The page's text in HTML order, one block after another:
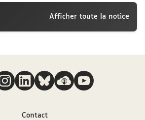
Afficher toute la notice
à la marquise Arconati-
Contact